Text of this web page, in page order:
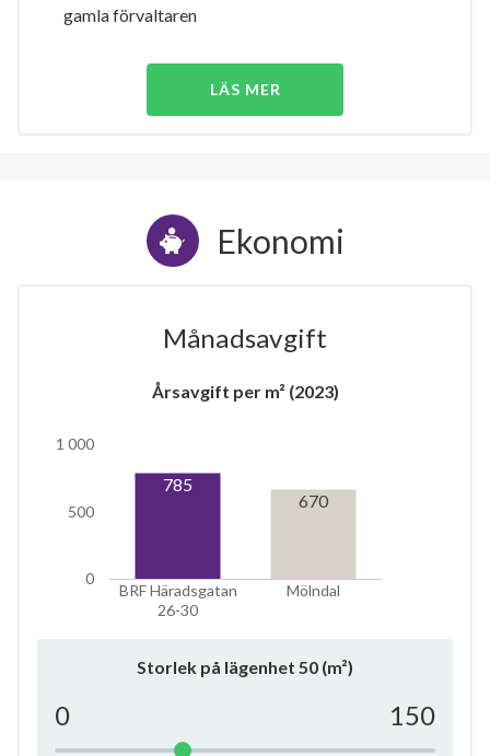
gamla förvaltaren
LÄS MER
Ekonomi
Månadsavgift
Årsavgift per m² (2023)
BRF Häradsgatan
26-30
Mölndal
0
500
1 000
785
670
Storlek på lägenhet 50 (m²)
0 150